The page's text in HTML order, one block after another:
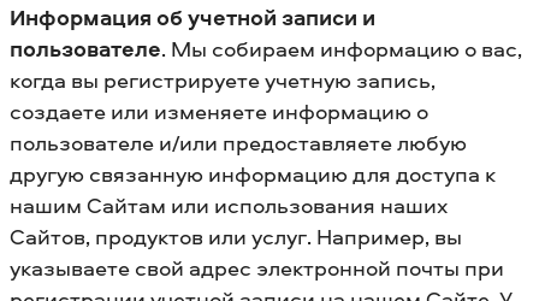
Информация об учетной записи и
пользователе. Мы собираем информацию о вас,
когда вы регистрируете учетную запись,
создаете или изменяете информацию о
пользователе и/или предоставляете любую
другую связанную информацию для доступа к
нашим Сайтам или использования наших
Сайтов, продуктов или услуг. Например, вы
указываете свой адрес электронной почты при